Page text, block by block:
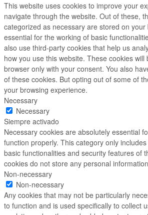
This website uses cookies to improve your
navigate through the website. Out of these,
categorized as necessary are stored on
essential for the working of basic
also use third-party cookies that help us
how you use this website. These cookies will
browser only with your consent. You also
of these cookies. But opting out of some of
your browsing experience.
Necessary
Necessary
Siempre activado
Necessary cookies are absolutely essential
function properly. This category only
basic functionalities and security features of
cookies do not store any personal
Non-necessary
Non-necessary
Any cookies that may not be particularly
to function and is used specifically to collect